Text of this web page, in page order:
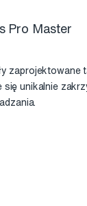
Pro Master
zaprojektowane
unikalnie